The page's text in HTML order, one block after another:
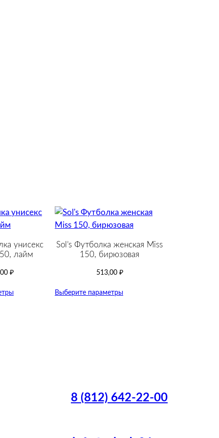
унисекс
лайм
₽
Sol’s Футболка женская Miss
150, бирюзовая
513,00 ₽
Выберите параметры
8 (812) 642-22-00